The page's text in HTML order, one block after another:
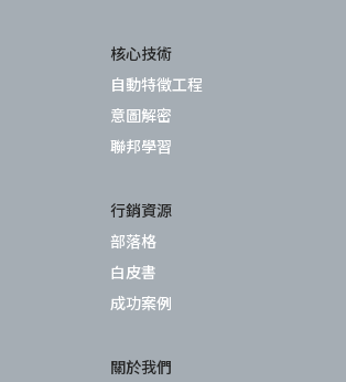
核心技術
自動特徵工程
意圖解密
聯邦學習
行銷資源
部落格
白皮書
成功案例
關於我們